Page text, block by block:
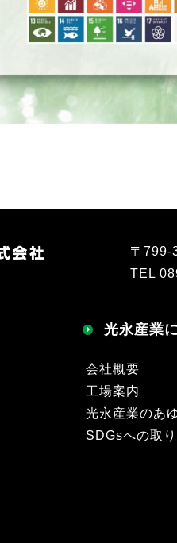
〒799-
TEL
光永産業
会社概要
工場案内
光永産業のあ
SDGsへの取